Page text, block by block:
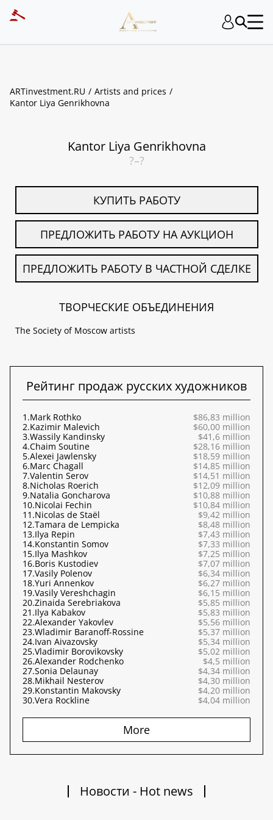
ARTinvestment.RU
Artists and prices
Kantor Liya Genrikhovna
Kantor Liya Genrikhovna
?–?
КУПИТЬ РАБОТУ
ПРЕДЛОЖИТЬ РАБОТУ НА АУКЦИОН
ПРЕДЛОЖИТЬ РАБОТУ В ЧАСТНОЙ СДЕЛКЕ
ТВОРЧЕСКИЕ ОБЪЕДИНЕНИЯ
The Society of Moscow artists
Рейтинг продаж русских художников
1.Mark Rothko
$86,83 million
2.Kazimir Malevich
$60,00 million
3.Wassily Kandinsky
$41,6 million
4.Chaim Soutine
$28,16 million
5.Alexei Jawlensky
$18,59 million
6.Marc Chagall
$14,85 million
7.Valentin Serov
$14,51 million
8.Nicholas Roerich
$12,09 million
9.Natalia Goncharova
$10,88 million
10.Nicolai Fechin
$10,84 million
11.Nicolas de Staël
$9,42 million
12.Tamara de Lempicka
$8,48 million
13.Ilya Repin
$7,43 million
14.Konstantin Somov
$7,33 million
15.Ilya Mashkov
$7,25 million
16.Boris Kustodiev
$7,07 million
17.Vasily Polenov
$6,34 million
18.Yuri Annenkov
$6,27 million
19.Vasily Vereshchagin
$6,15 million
20.Zinaida Serebriakova
$5,85 million
21.Ilya Kabakov
$5,83 million
22.Alexander Yakovlev
$5,56 million
23.Wladimir Baranoff-Rossine
$5,37 million
24.Ivan Aivazovsky
$5,34 million
25.Vladimir Borovikovsky
$5,02 million
26.Alexander Rodchenko
$4,5 million
27.Sonia Delaunay
$4,34 million
28.Mikhail Nesterov
$4,30 million
29.Konstantin Makovsky
$4,20 million
30.Vera Rockline $4,04 million
More
Новости - Hot news